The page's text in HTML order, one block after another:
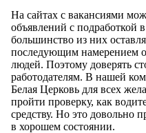
На сайтах с вакансиями
объявлений с подработкой
большинство из них
последующим намерением
людей. Поэтому доверять
работодателям. В нашей
Белая Церковь для всех
пройти проверку, как
средству. Но это довольно
в хорошем состоянии.